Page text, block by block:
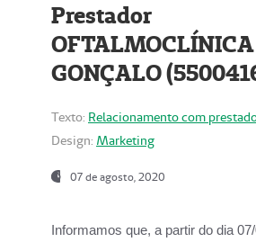
Prestador
GONÇALO
Texto: Relacionamento com
Design: Marketing
07 de agosto, 2020
Informamos que, a partir do dia